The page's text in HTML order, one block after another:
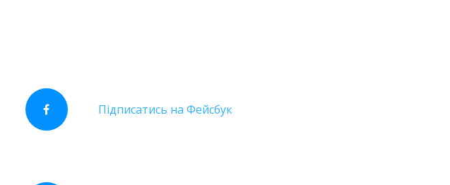
Підписатись на Фейсбук